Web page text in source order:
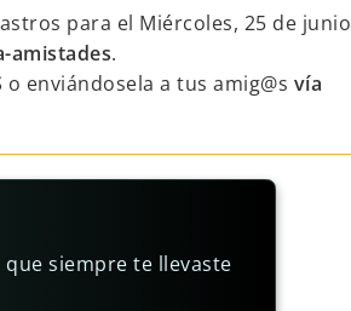
para el Miércoles, 25 de junio
amistades.
o enviándosela a tus amig@s vía
siempre te llevaste